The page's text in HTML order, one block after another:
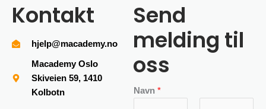
Kontakt
hjelp@macademy.no
Macademy Oslo
Skiveien 59, 1410
Kolbotn
Send
melding til
oss
Navn *